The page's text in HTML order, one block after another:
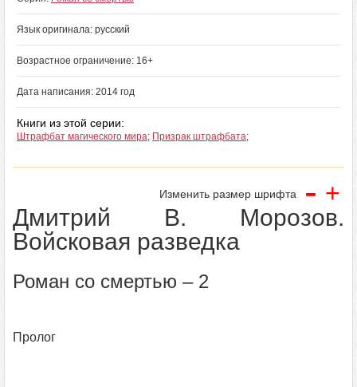
Язык оригинала: русский
Возрастное ограничение: 16+
Дата написания: 2014 год
Книги из этой серии:
Штрафбат магического мира; Призрак штрафбата;
Изменить размер шрифта - +
Дмитрий В. Морозов.
Войсковая разведка
Роман со смертью – 2
Пролог